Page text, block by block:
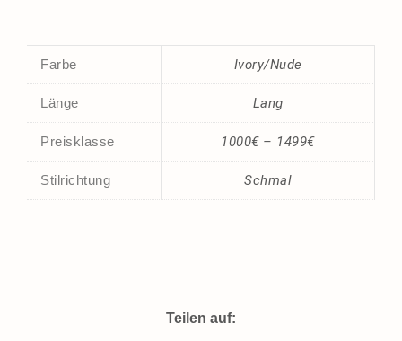
Farbe Ivory/Nude
Länge Lang
Preisklasse 1000€ – 1499€
Stilrichtung Schmal
Teilen auf: